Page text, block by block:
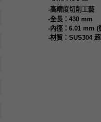
-高精度切削工藝
-全長：430 mm
-內徑：6.01 mm (
-材質：SUS304